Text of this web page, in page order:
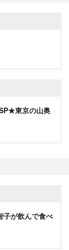
東京の山奥
子が飲んで食べ